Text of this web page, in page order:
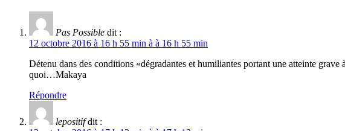
Pas Possible dit :
12 octobre 2016 à 16 h 55 min à à 16 h 55 min
Détenu dans des conditions «dégradantes et humiliantes portant une atteinte
quoi…Makaya
Répondre
lepositif dit :